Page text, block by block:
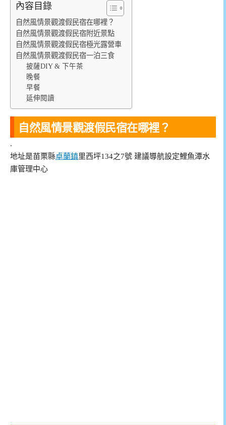
內容目錄
自然風情景觀渡假民宿在哪裡？
自然風情景觀渡假民宿附近景點
自然風情景觀渡假民宿極光露營車
自然風情景觀渡假民宿一泊三食
披薩DIY & 下午茶
晚餐
早餐
延伸閱讀
自然風情景觀渡假民宿在哪裡？
.
地址是苗栗縣卓蘭鎮里西坪134之7號 建議導航設定鯉魚潭水
庫管理中心